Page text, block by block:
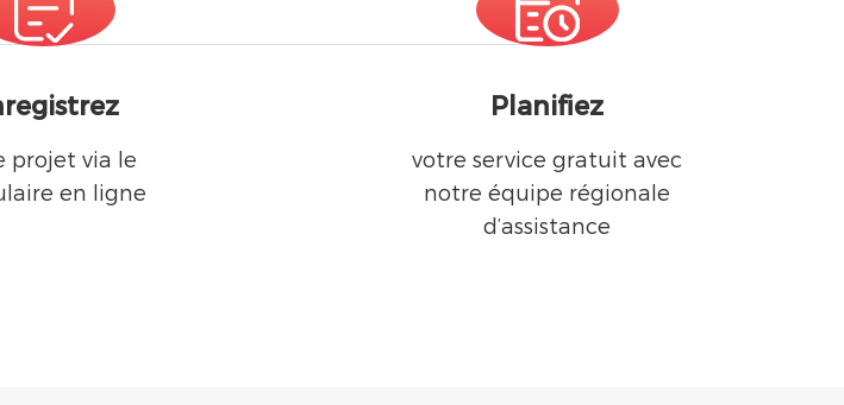
projet via le
en ligne
Planifiez
votre service gratuit avec
notre équipe régionale
d’assistance